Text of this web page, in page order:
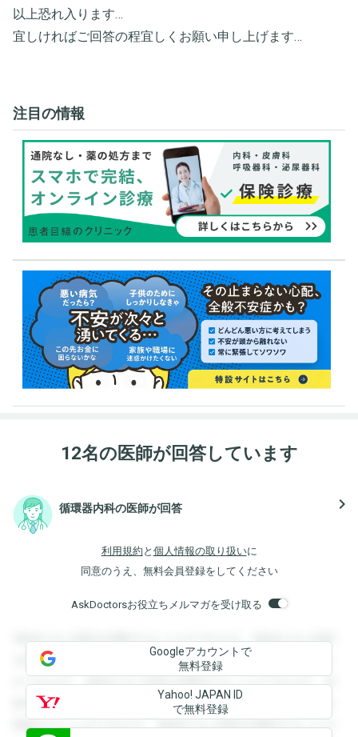
以上恐れ入ります…
宜しければご回答の程宜しくお願い申し上げます…
注目の情報
12名の医師が回答しています
循環器内科の医師が回答 navigate_next
利用規約 と 個人情報の取り扱いに
同意のうえ、無料会員登録をしてください
AskDoctorsお役立ちメルマガを受け取る
登録すると回答を閲覧することができます。登録すると回答
を閲覧することができます。登録すると回答を閲覧すること
ができます。登録すると回答を閲覧することができます。登
録すると回答を閲覧することができます。登録すると回答を
閲覧することができます。登録すると回答を閲覧することが
Googleアカウントで
無料登録
Yahoo! JAPAN ID
で無料登録